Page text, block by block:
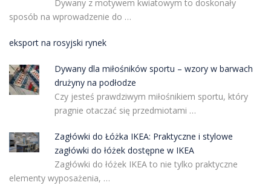
Dywany z motywem kwiatowym to doskonały
sposób na wprowadzenie do …
eksport na rosyjski rynek
Dywany dla miłośników sportu – wzory w barwach
drużyny na podłodze
Czy jesteś prawdziwym miłośnikiem sportu, który
pragnie otaczać się przedmiotami …
Zagłówki do Łóżka IKEA: Praktyczne i stylowe
zagłówki do łóżek dostępne w IKEA
Zagłówki do łóżek IKEA to nie tylko praktyczne
elementy wyposażenia, …